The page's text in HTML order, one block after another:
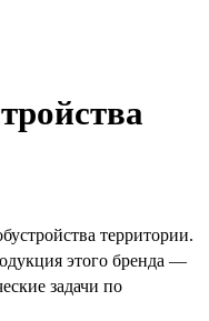
территории.
этого бренда —
задачи по